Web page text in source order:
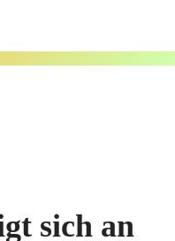
sich an